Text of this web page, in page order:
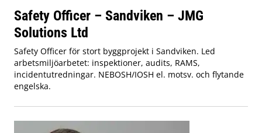
Safety Officer – Sandviken – JMG
Solutions Ltd
Safety Officer för stort byggprojekt i Sandviken. Led
arbetsmiljöarbetet: inspektioner, audits, RAMS,
incidentutredningar. NEBOSH/IOSH el. motsv. och flytande
engelska.